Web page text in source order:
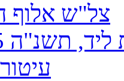
צל"ש אלוף
תשנ"ה 1995